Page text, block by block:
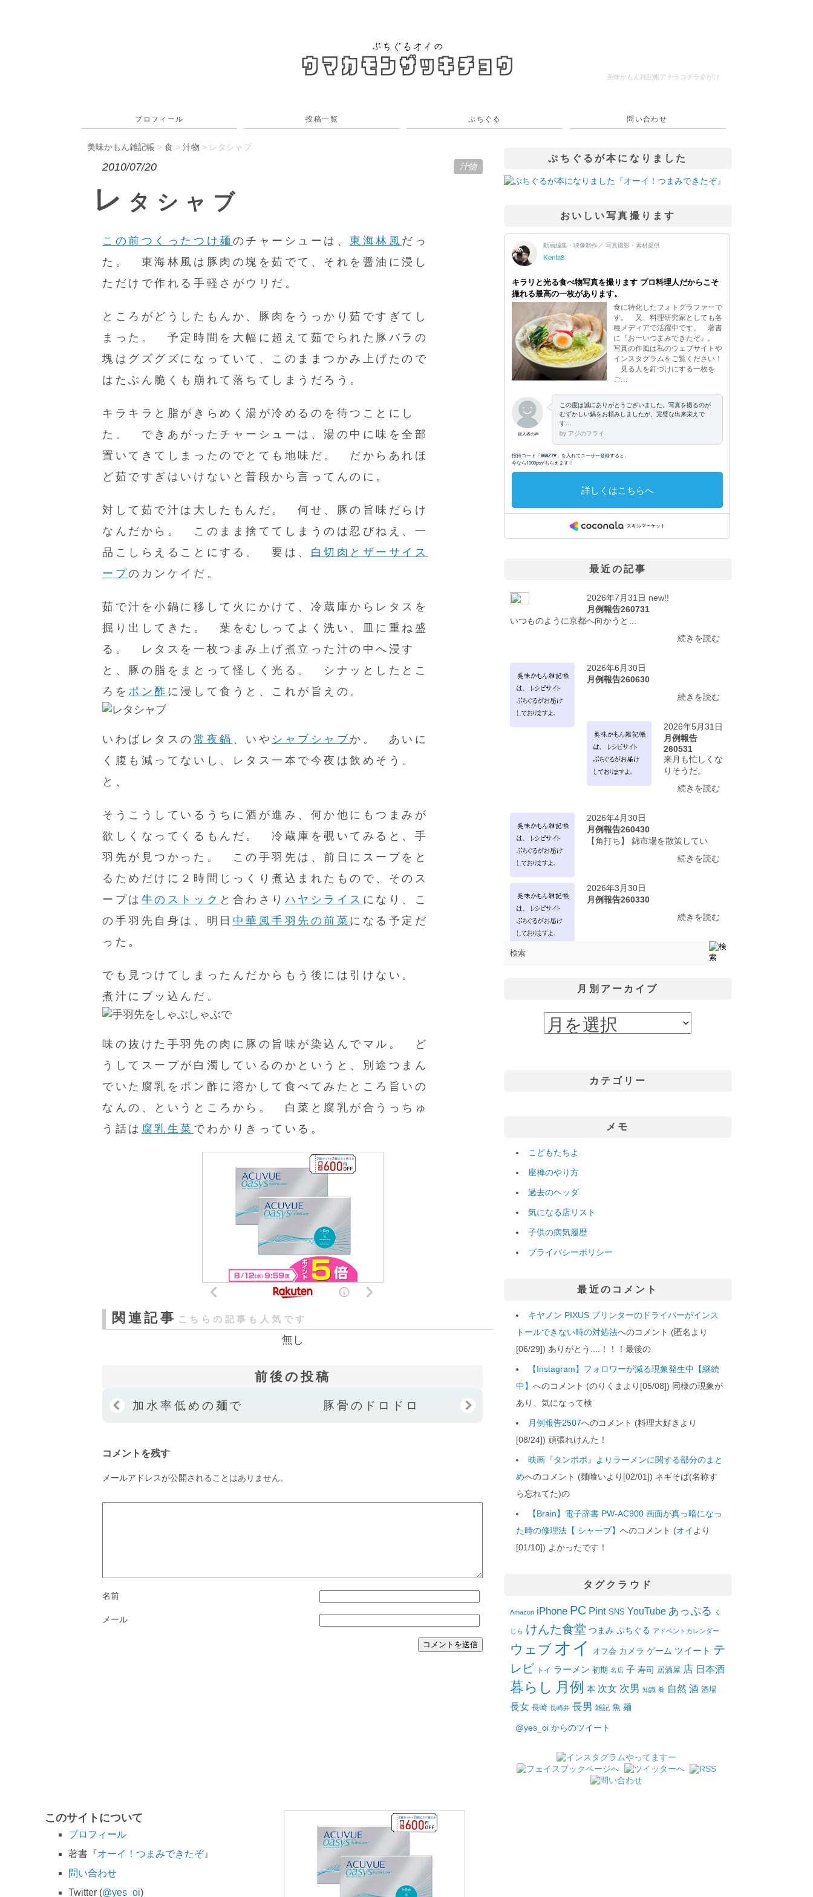
美味かもん雑記帳 アチラコチラ命がけ
プロフィール 投稿一覧 ぷちぐる 問い合わせ
美味かもん雑記帳 >食 >汁物 > レタシャブ
2010/07/20 汁物
レ タシャブ
この前つくったつけ麺 のチャーシューは、東海林風 だっ
た。 東海林風は豚肉の塊を茹でて、それを醤油に浸し
ただけで作れる手軽さがウリだ。
ところがどうしたもんか、豚肉をうっかり茹ですぎてし
まった。 予定時間を大幅に超えて茹でられた豚バラの
塊はグズグズになっていて、このままつかみ上げたので
はたぶん脆くも崩れて落ちてしまうだろう。
キラキラと脂がきらめく湯が冷めるのを待つことにし
た。 できあがったチャーシューは、湯の中に味を全部
置いてきてしまったのでとても地味だ。 だからあれほ
ど茹ですぎはいけないと普段から言ってんのに。
対して茹で汁は大したもんだ。 何せ、豚の旨味だらけ
なんだから。 このまま捨ててしまうのは忍びねえ、一
品こしらえることにする。 要は、 白切肉とザーサイス
ープのカンケイだ。
茹で汁を小鍋に移して火にかけて、冷蔵庫からレタスを
掘り出してきた。 葉をむしってよく洗い、皿に重ね盛
る。 レタスを一枚つまみ上げ煮立った汁の中へ浸す
と、豚の脂をまとって怪しく光る。 シナッとしたとこ
ろをポン酢 に浸して食うと、これが旨えの。
いわばレタスの 常夜鍋 、いや シャブシャブ か。 あいに
く腹も減ってないし、レタス一本で今夜は飲めそう。
と、
そうこうしているうちに酒が進み、何か他にもつまみが
欲しくなってくるもんだ。 冷蔵庫を覗いてみると、手
羽先が見つかった。 この手羽先は、前日にスープをと
るためだけに２時間じっくり煮込まれたもので、そのス
ープは 牛のストック と合わさり ハヤシライス になり、こ
の手羽先自身は、明日 中華風手羽先の前菜 になる予定だ
った。
でも見つけてしまったんだからもう後には引けない。
煮汁にブッ込んだ。
味の抜けた手羽先の肉に豚の旨味が染込んでマル。 ど
うしてスープが白濁しているのかというと、別途つまん
でいた腐乳をポン酢に溶かして食べてみたところ旨いの
なんの、というところから。 白菜と腐乳が合うっちゅ
う話は 腐乳生菜 でわかりきっている。
関連記事 こちらの記事も人気です
無し
前後の投稿
加水率低めの麺で 豚骨のドロドロ
コメントを残す
メールアドレスが公開されることはありません。
名前
メール
ぷちぐるが本になりました
おいしい写真撮ります
最近の記事
2026年7月31日 new!!
月例報告260731
いつものように京都へ向かうと…
続きを読む
2026年6月30日
月例報告260630
続きを読む
2026年5月31日
月例報告
260531
来月も忙しくな
りそうだ。
続きを読む
2026年4月30日
月例報告260430
【角打ち】 錦市場を散策してい
続きを読む
2026年3月30日
月例報告260330
続きを読む
月別アーカイブ
カテゴリー
メモ
こどもたちよ
座禅のやり方
過去のヘッダ
気になる店リスト
子供の病気履歴
プライバシーポリシー
最近のコメント
キヤノン PIXUS プリンターのドライバーがインス
トールできない時の対処法へのコメント (匿名より
[06/29]) ありがとう....！！！最後の
【Instagram】フォロワーが減る現象発生中【継続
中】へのコメント (のりくまより[05/08]) 同様の現象が
あり、気になって検
月例報告2507へのコメント (料理大好きより
[08/24]) 頑張れけんた！
映画『タンポポ』よりラーメンに関する部分のまと
めへのコメント (麺喰いより[02/01]) ネギそば(名称す
ら忘れてた)の
【Brain】電子辞書 PW-AC900 画面が真っ暗になっ
た時の修理法【 シャープ】へのコメント (オイ より
[01/10]) よかったです！
タグクラウド
Amazon iPhone PC Pint SNS YouTube あっぷる く
じら けんた食堂 つまみ ぷちぐる アドベントカレンダー
ウェブ オイ オフ会 カメラ ゲーム ツイート テ
レビ トイ ラーメン 初期 名店 子 寿司 居酒屋 店 日本酒
暮らし 月例 本 次女 次男 知識 肴 自然 酒 酒場
長女 長崎 長崎弁 長男 雑記 魚 麺
@yes_oi からのツイート
このサイトについて
プロフィール
著書『オーイ！つまみできたぞ』
問い合わせ
Twitter (@yes_oi)